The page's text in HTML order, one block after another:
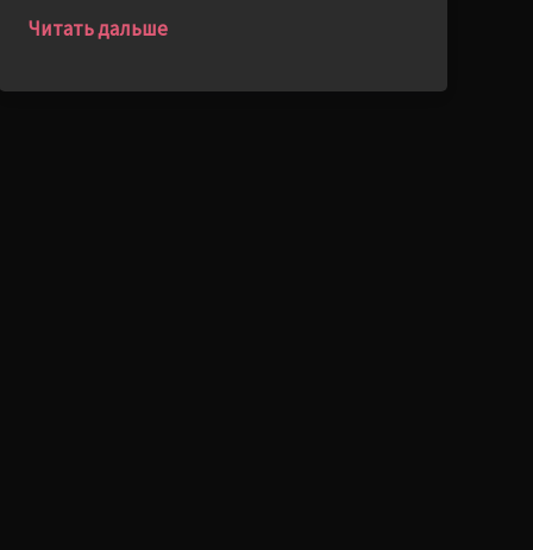
Читать дальше